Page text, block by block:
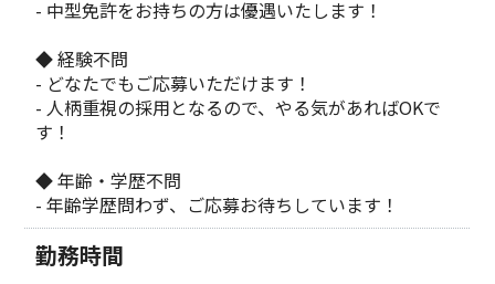
- 中型免許をお持ちの方は優遇いたします！
◆ 経験不問
- どなたでもご応募いただけます！
- 人柄重視の採用となるので、やる気があればOKで
す！
◆ 年齢・学歴不問
- 年齢学歴問わず、ご応募お待ちしています！
勤務時間